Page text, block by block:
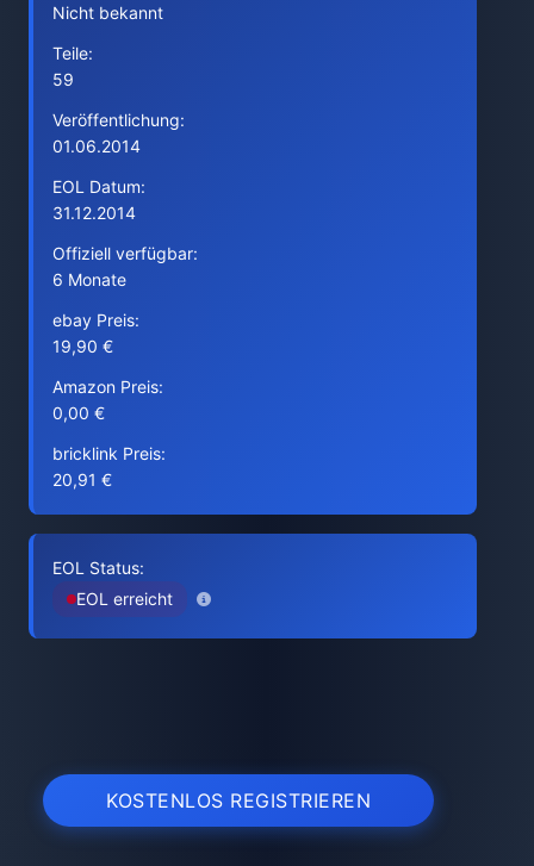
Nicht bekannt
Teile:
59
Veröffentlichung:
01.06.2014
EOL Datum:
31.12.2014
Offiziell verfügbar:
6 Monate
ebay Preis:
19,90 €
Amazon Preis:
0,00 €
bricklink Preis:
20,91 €
EOL Status:
EOL erreicht
KOSTENLOS REGISTRIEREN